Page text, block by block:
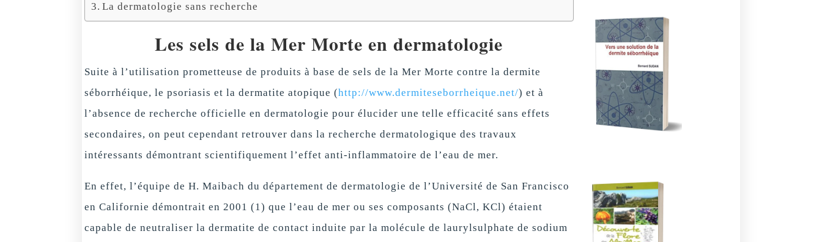
La dermatologie sans recherche
Les sels de la Mer Morte en dermatologie
Suite à l’utilisation prometteuse de produits à base de sels de la Mer Morte contre la dermite
séborrhéique, le psoriasis et la dermatite atopique (http://www.dermiteseborrheique.net/) et à
l’absence de recherche officielle en dermatologie pour élucider une telle efficacité sans effets
secondaires, on peut cependant retrouver dans la recherche dermatologique des travaux
intéressants démontrant scientifiquement l’effet anti-inflammatoire de l’eau de mer.
En effet, l’équipe de H. Maibach du département de dermatologie de l’Université de San Francisco
en Californie démontrait en 2001 (1) que l’eau de mer ou ses composants (NaCl, KCl) étaient
capable de neutraliser la dermatite de contact induite par la molécule de laurylsulphate de sodium